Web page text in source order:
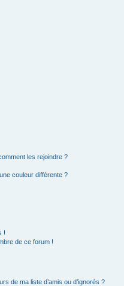
les rejoindre ?
couleur différente ?
!
de ce forum !
de ma liste d’amis ou d’ignorés ?